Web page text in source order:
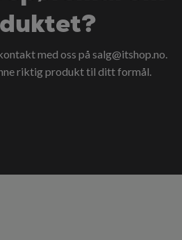
med oss på salg@itshop.no.
riktig produkt til ditt formål.